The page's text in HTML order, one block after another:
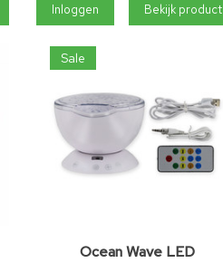
Inloggen Bekijk product
Sale
Ocean Wave LED